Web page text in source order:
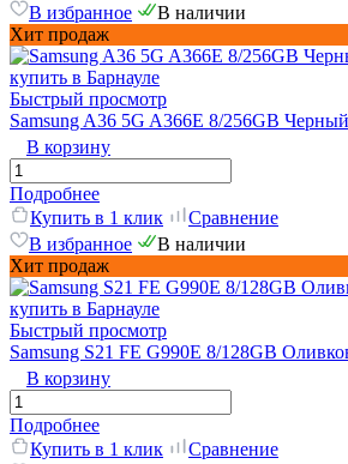
В избранное
В наличии
Хит продаж
Быстрый просмотр
Samsung A36 5G A366E 8/256GB
В корзину
Подробнее
Купить в 1 клик
Сравнение
В избранное
В наличии
Хит продаж
Быстрый просмотр
Samsung S21 FE G990E 8/128GB
В корзину
Подробнее
Купить в 1 клик
Сравнение